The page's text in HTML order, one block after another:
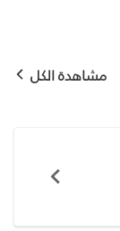
مشاهدة الكل